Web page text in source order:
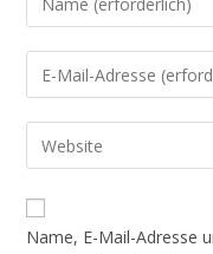
Name, E-Mail-Adresse